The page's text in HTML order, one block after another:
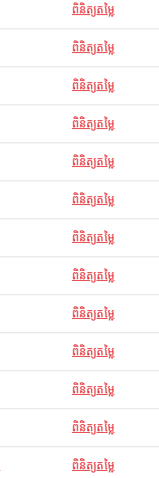
ពិនិត្យតម្លៃ
ពិនិត្យតម្លៃ
ពិនិត្យតម្លៃ
ពិនិត្យតម្លៃ
ពិនិត្យតម្លៃ
ពិនិត្យតម្លៃ
ពិនិត្យតម្លៃ
ពិនិត្យតម្លៃ
ពិនិត្យតម្លៃ
ពិនិត្យតម្លៃ
ពិនិត្យតម្លៃ
ពិនិត្យតម្លៃ
ពិនិត្យតម្លៃ